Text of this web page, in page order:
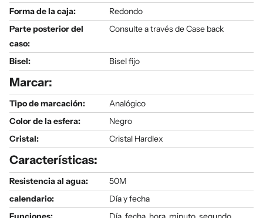
Forma de la caja:
Redondo
Parte posterior del
caso:
Consulte a través de Case back
Bisel: Bisel fijo
Marcar:
Tipo de marcación:
Analógico
Color de la esfera:
Negro
Cristal:
Cristal Hardlex
Características:
Resistencia al agua:
50M
calendario:
Día y fecha